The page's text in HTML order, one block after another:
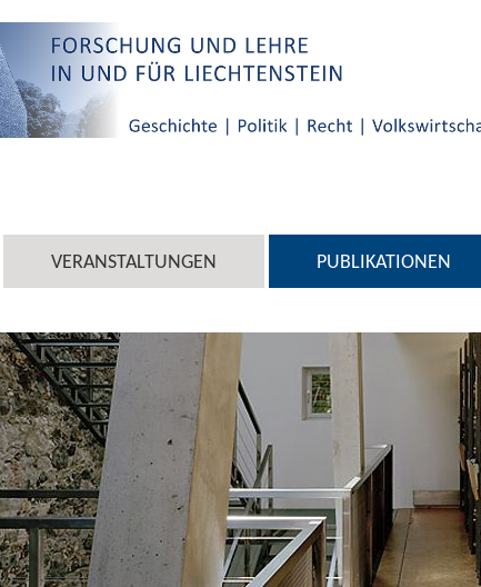
VERANSTALTUNGEN PUBLIKATIONEN